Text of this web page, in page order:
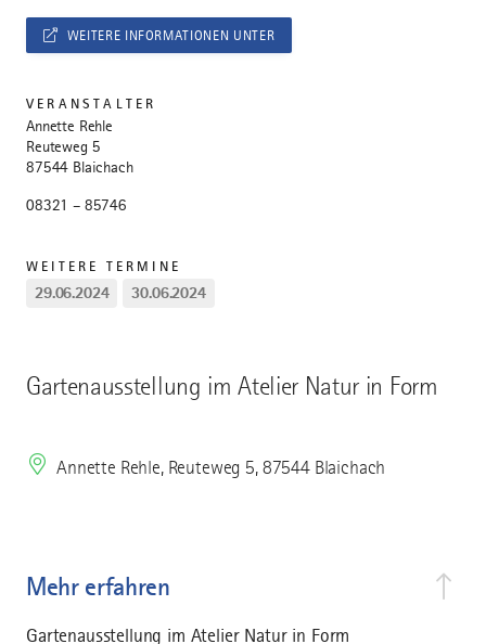
Gartenausstellung im Atelier Natur in Form
Annette Rehle, Reuteweg 5, 87544 Blaichach
Mehr erfahren
Gartenausstellung im Atelier Natur in Form
WEITERE INFORMATIONEN UNTER
VERANSTALTER
Annette Rehle
Reuteweg 5
87544 Blaichach
08321 – 85746
WEITERE TERMINE
29.06.2024 30.06.2024